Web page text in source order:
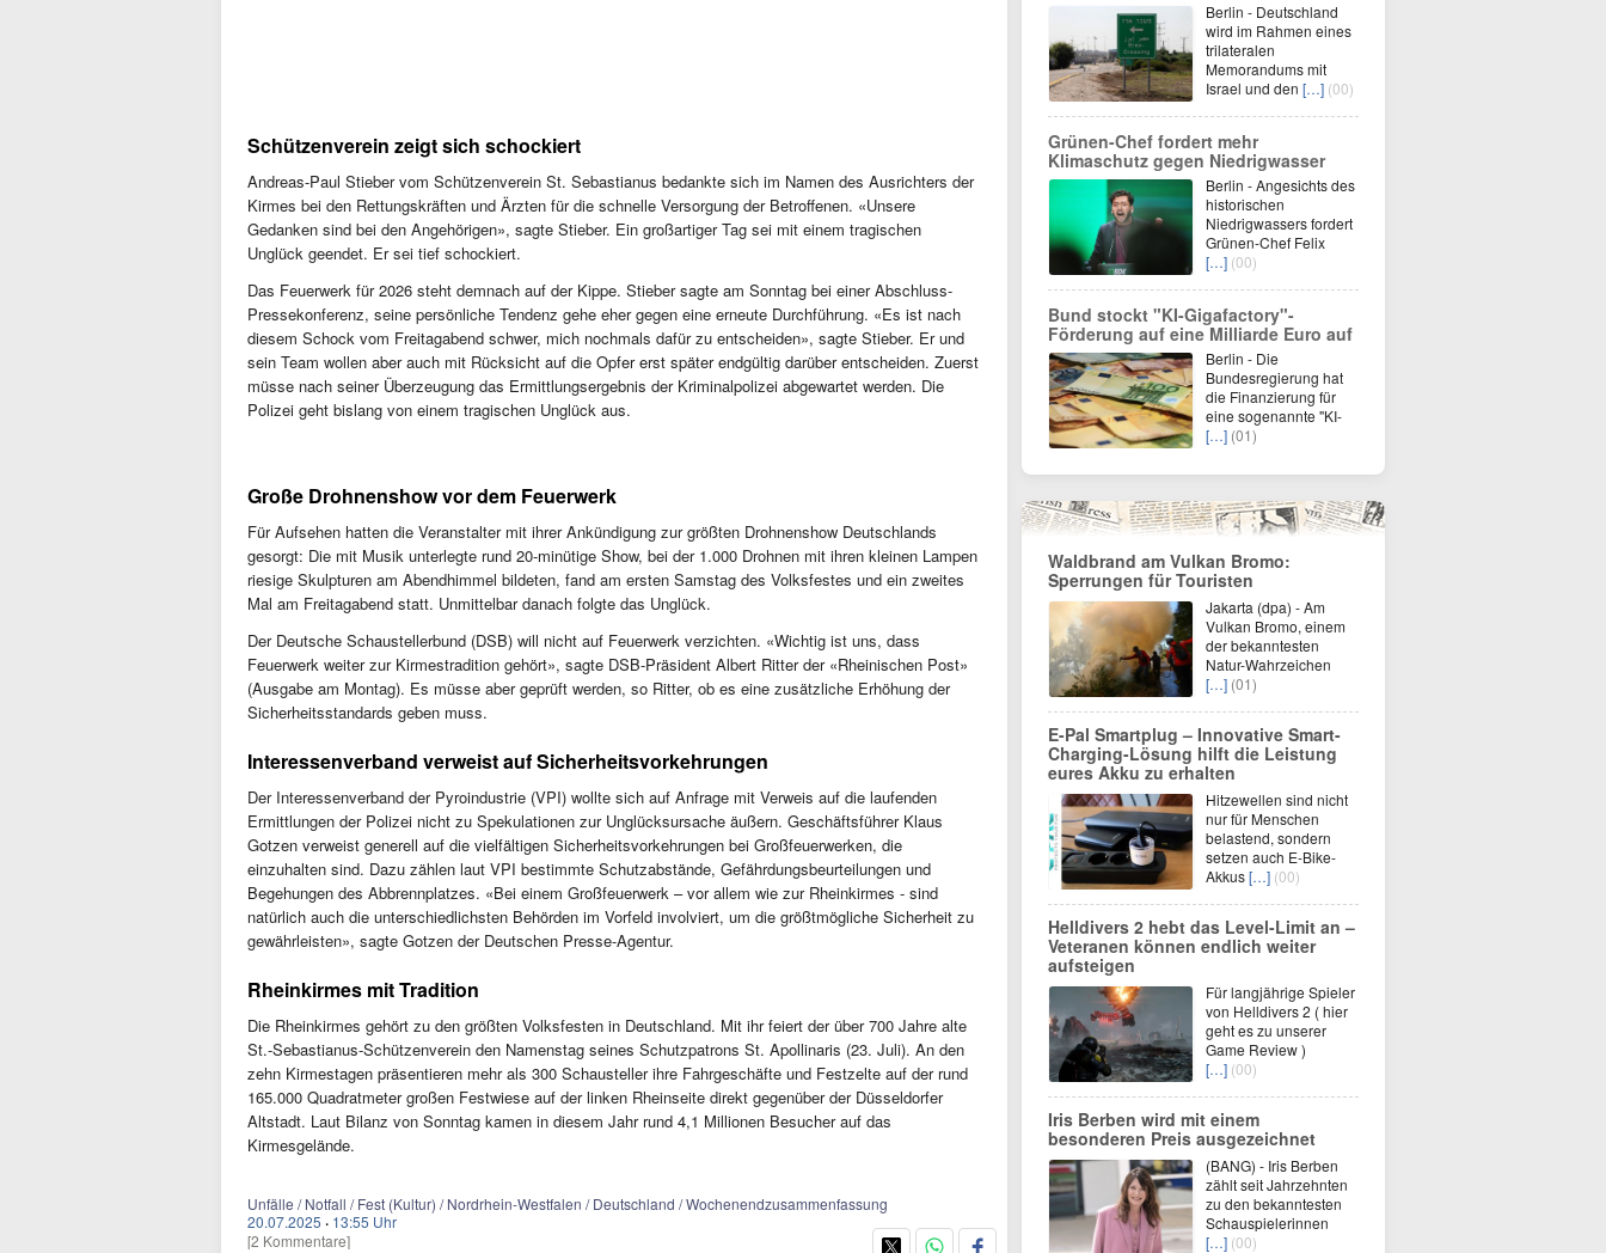
Schützenverein zeigt sich schockiert
Andreas-Paul Stieber vom Schützenverein St. Sebastianus bedankte sich im Namen des Ausrichters der
Kirmes bei den Rettungskräften und Ärzten für die schnelle Versorgung der Betroffenen. «Unsere
Gedanken sind bei den Angehörigen», sagte Stieber. Ein großartiger Tag sei mit einem tragischen
Unglück geendet. Er sei tief schockiert.
Das Feuerwerk für 2026 steht demnach auf der Kippe. Stieber sagte am Sonntag bei einer Abschluss-
Pressekonferenz, seine persönliche Tendenz gehe eher gegen eine erneute Durchführung. «Es ist nach
diesem Schock vom Freitagabend schwer, mich nochmals dafür zu entscheiden», sagte Stieber. Er und
sein Team wollen aber auch mit Rücksicht auf die Opfer erst später endgültig darüber entscheiden. Zuerst
müsse nach seiner Überzeugung das Ermittlungsergebnis der Kriminalpolizei abgewartet werden. Die
Polizei geht bislang von einem tragischen Unglück aus.
Große Drohnenshow vor dem Feuerwerk
Für Aufsehen hatten die Veranstalter mit ihrer Ankündigung zur größten Drohnenshow Deutschlands
gesorgt: Die mit Musik unterlegte rund 20-minütige Show, bei der 1.000 Drohnen mit ihren kleinen Lampen
riesige Skulpturen am Abendhimmel bildeten, fand am ersten Samstag des Volksfestes und ein zweites
Mal am Freitagabend statt. Unmittelbar danach folgte das Unglück.
Der Deutsche Schaustellerbund (DSB) will nicht auf Feuerwerk verzichten. «Wichtig ist uns, dass
Feuerwerk weiter zur Kirmestradition gehört», sagte DSB-Präsident Albert Ritter der «Rheinischen Post»
(Ausgabe am Montag). Es müsse aber geprüft werden, so Ritter, ob es eine zusätzliche Erhöhung der
Sicherheitsstandards geben muss.
Interessenverband verweist auf Sicherheitsvorkehrungen
Der Interessenverband der Pyroindustrie (VPI) wollte sich auf Anfrage mit Verweis auf die laufenden
Ermittlungen der Polizei nicht zu Spekulationen zur Unglücksursache äußern. Geschäftsführer Klaus
Gotzen verweist generell auf die vielfältigen Sicherheitsvorkehrungen bei Großfeuerwerken, die
einzuhalten sind. Dazu zählen laut VPI bestimmte Schutzabstände, Gefährdungsbeurteilungen und
Begehungen des Abbrennplatzes. «Bei einem Großfeuerwerk – vor allem wie zur Rheinkirmes - sind
natürlich auch die unterschiedlichsten Behörden im Vorfeld involviert, um die größtmögliche Sicherheit zu
gewährleisten», sagte Gotzen der Deutschen Presse-Agentur.
Rheinkirmes mit Tradition
Die Rheinkirmes gehört zu den größten Volksfesten in Deutschland. Mit ihr feiert der über 700 Jahre alte
St.-Sebastianus-Schützenverein den Namenstag seines Schutzpatrons St. Apollinaris (23. Juli). An den
zehn Kirmestagen präsentieren mehr als 300 Schausteller ihre Fahrgeschäfte und Festzelte auf der rund
165.000 Quadratmeter großen Festwiese auf der linken Rheinseite direkt gegenüber der Düsseldorfer
Altstadt. Laut Bilanz von Sonntag kamen in diesem Jahr rund 4,1 Millionen Besucher auf das
Kirmesgelände.
Unfälle / Notfall / Fest (Kultur) / Nordrhein-Westfalen / Deutschland / Wochenendzusammenfassung
20.07.2025 · 13:55 Uhr
[2 Kommentare]
Berlin - Deutschland
wird im Rahmen eines
trilateralen
Memorandums mit
Israel und den […] (00)
Grünen-Chef fordert mehr
Klimaschutz gegen Niedrigwasser
Berlin - Angesichts des
historischen
Niedrigwassers fordert
Grünen-Chef Felix
[…] (00)
Bund stockt "KI-Gigafactory"-
Förderung auf eine Milliarde Euro auf
Berlin - Die
Bundesregierung hat
die Finanzierung für
eine sogenannte "KI-
[…] (01)
Waldbrand am Vulkan Bromo:
Sperrungen für Touristen
Jakarta (dpa) - Am
Vulkan Bromo, einem
der bekanntesten
Natur-Wahrzeichen
[…] (01)
E-Pal Smartplug – Innovative Smart-
Charging-Lösung hilft die Leistung
eures Akku zu erhalten
Hitzewellen sind nicht
nur für Menschen
belastend, sondern
setzen auch E-Bike-
Akkus[…] (00)
Helldivers 2 hebt das Level-Limit an –
Veteranen können endlich weiter
aufsteigen
Für langjährige Spieler
von Helldivers 2 ( hier
geht es zu unserer
Game Review )
[…] (00)
Iris Berben wird mit einem
besonderen Preis ausgezeichnet
(BANG) - Iris Berben
zählt seit Jahrzehnten
zu den bekanntesten
Schauspielerinnen
[…] (00)